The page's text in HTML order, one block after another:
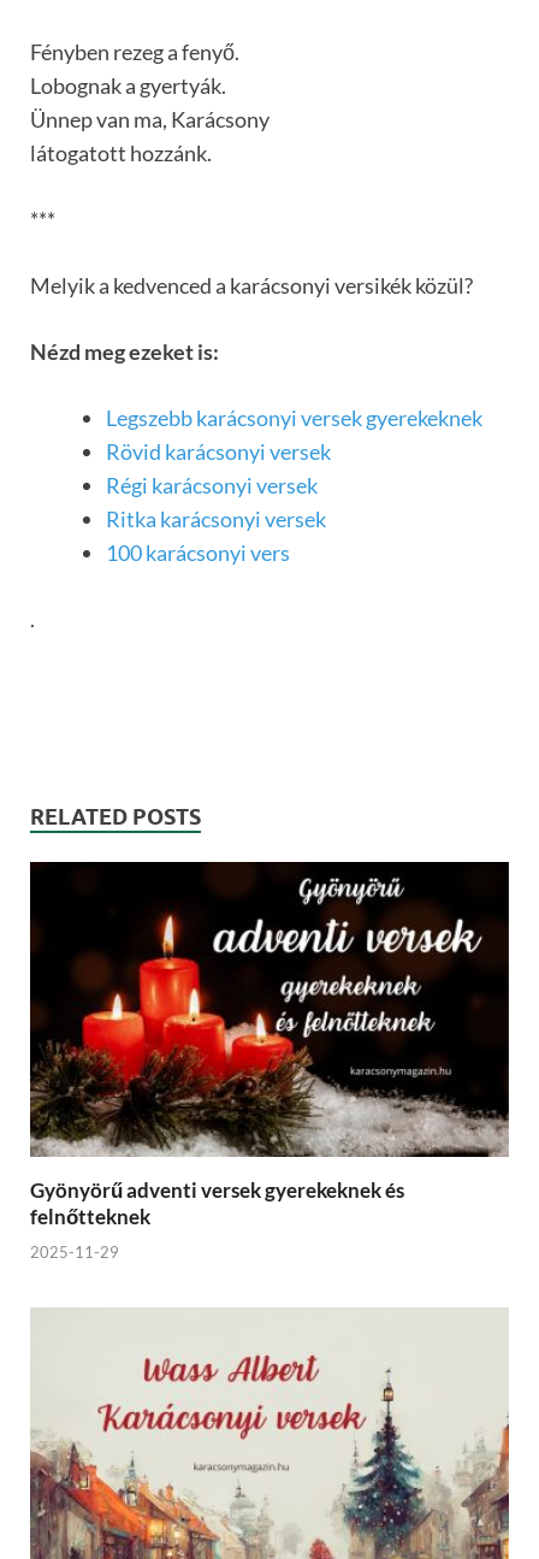
Fényben rezeg a fenyő.
Lobognak a gyertyák.
Ünnep van ma, Karácsony
látogatott hozzánk.
***
Melyik a kedvenced a karácsonyi versikék közül?
Nézd meg ezeket is:
Legszebb karácsonyi versek gyerekeknek
Rövid karácsonyi versek
Régi karácsonyi versek
Ritka karácsonyi versek
100 karácsonyi vers
.
RELATED POSTS
Gyönyörű adventi versek gyerekeknek és
felnőtteknek
2025-11-29